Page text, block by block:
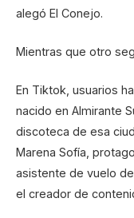
alegó El Conejo.
Mientras que otro
En Tiktok, usuarios
nacido en Almirante
discoteca de esa
Marena Sofía,
asistente de vuelo
el creador de